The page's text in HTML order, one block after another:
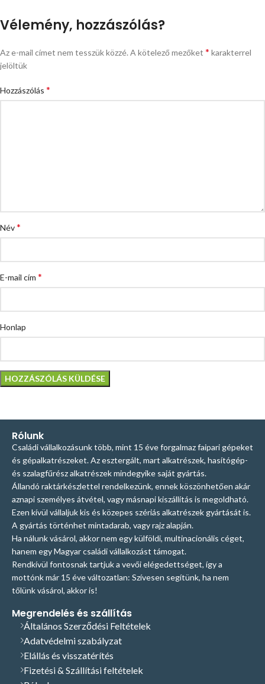
Vélemény, hozzászólás?
Az e-mail címet nem tesszük közzé.A kötelező mezőket * karakterrel
jelöltük
Hozzászólás *
Név*
E-mail cím *
Honlap
Rólunk
Családi vállalkozásunk több, mint 15 éve forgalmaz faipari gépeket
és gépalkatrészeket. Az esztergált, mart alkatrészek, hasítógép-
és szalagfűrész alkatrészek mindegyike saját gyártás.
Állandó raktárkészlettel rendelkezünk, ennek köszönhetően akár
aznapi személyes átvétel, vagy másnapi kiszállítás is megoldható.
Ezen kívül vállaljuk kis és közepes szériás alkatrészek gyártását is.
A gyártás történhet mintadarab, vagy rajz alapján.
Ha nálunk vásárol, akkor nem egy külföldi, multinacionális céget,
hanem egy Magyar családi vállalkozást támogat.
Rendkívül fontosnak tartjuk a vevői elégedettséget, így a
mottónk már 15 éve változatlan: Szívesen segítünk, ha nem
tőlünk vásárol, akkor is!
Megrendelés és szállítás
Általános Szerződési Feltételek
Adatvédelmi szabályzat
Elállás és visszatérítés
Fizetési & Szállítási feltételek